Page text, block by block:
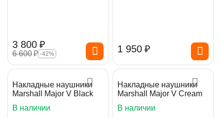
3 800 ₽
6 600₽ -42% 1 950 ₽
Накладные наушники
Marshall Major V Black
В наличии
Накладные наушники
Marshall Major V Cream
В наличии